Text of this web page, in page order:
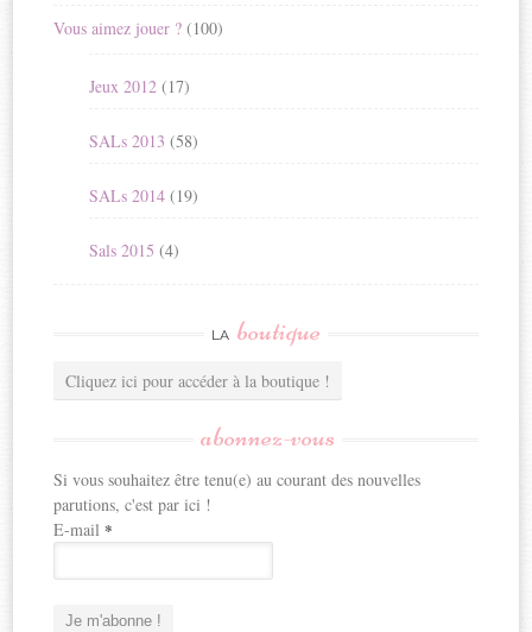
Vous aimez jouer ? (100)
Jeux 2012 (17)
SALs 2013 (58)
SALs 2014 (19)
Sals 2015 (4)
LA boutique
Cliquez ici pour accéder à la boutique !
abonnez-vous
Si vous souhaitez être tenu(e) au courant des nouvelles
parutions, c'est par ici !
E-mail*